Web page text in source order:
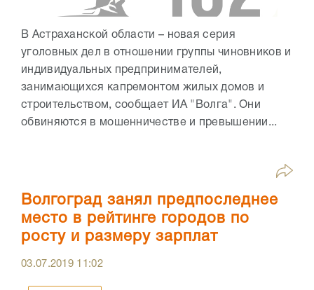
В Астраханской области – новая серия
уголовных дел в отношении группы чиновников и
индивидуальных предпринимателей,
занимающихся капремонтом жилых домов и
строительством, сообщает ИА "Волга". Они
обвиняются в мошенничестве и превышении...
Волгоград занял предпоследнее
место в рейтинге городов по
росту и размеру зарплат
03.07.2019 11:02